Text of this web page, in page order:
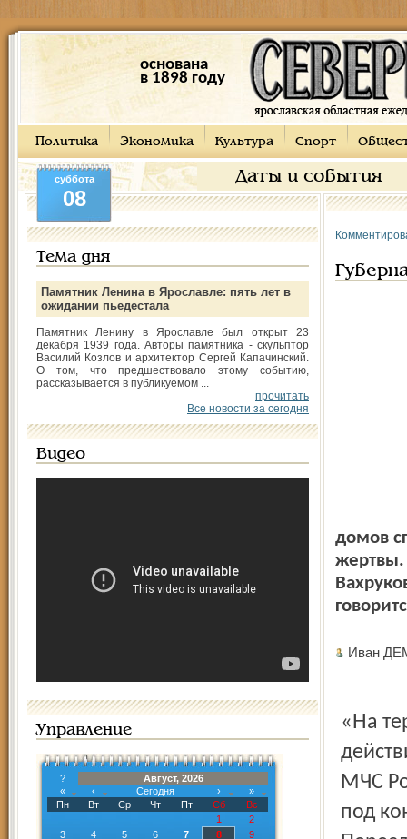
основана
в 1898 году
Политика Экономика Культура Спорт
Даты и события
суббота
08
Тема дня
Памятник Ленина в Ярославле: пять лет в
ожидании пьедестала
Памятник Ленину в Ярославле был открыт 23
декабря 1939 года. Авторы памятника - скульптор
Василий Козлов и архитектор Сергей Капачинский.
О том, что предшествовало этому событию,
рассказывается в публикуемом ...
прочитать
Все новости за сегодня
Видео
Управление
?
Август, 2026
«
‹ Сегодня ›
»
Пн
Вт Ср Чт Пт Сб
Вс
1
2
3
4 5 6 7 8
9
домов
жертвы.
Иван
«На территории нашего региона благодаря совместным
МЧС
под